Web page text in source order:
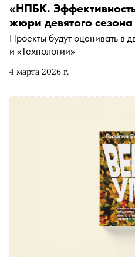
4 марта 2026 г.
«НПБК.
жюри девятого сезона
Проекты будут оценивать в
и «Технологии»